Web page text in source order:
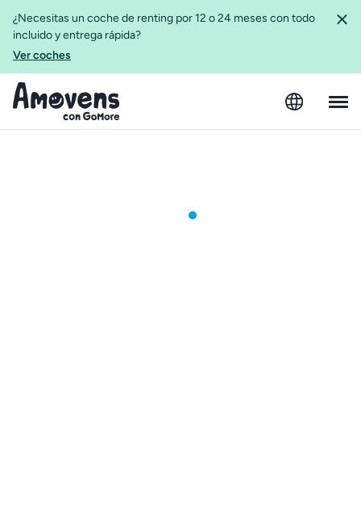
¿Necesitas un coche de renting por 12 o 24 meses con todo
incluido y entrega rápida?
Ver coches